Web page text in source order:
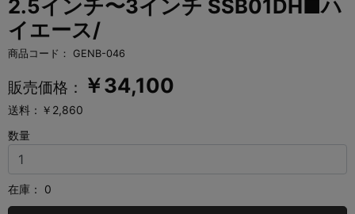
2.5インチ〜3インチ SSB01DH■ハ
イエース/
商品コード： GENB-046
販売価格： ￥34,100
送料：￥2,860
数量
在庫： 0